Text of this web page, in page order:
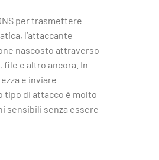
per trasmettere
l’attaccante
nascosto attraverso
e altro ancora. In
e inviare
tipo di attacco è molto
sensibili senza essere